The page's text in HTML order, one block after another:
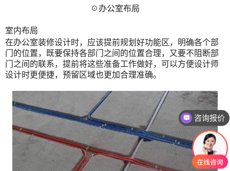
☉办公室布局
室内布局
在办公室装修设计时，应该提前规划好功能区，明确各个部
门的位置，既要保持各部门之间的位置合理，又要不阻断部
门之间的联系，提前将这些准备工作做好，可以方便设计师
设计时更便捷，预留区域也更加合理准确。
咨询报价